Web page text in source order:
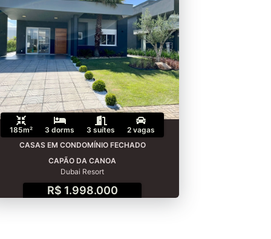
185m² 3 dorms 3 suítes
2 vagas
CASAS EM CONDOMÍNIO FECHADO
CAPÃO DA CANOA
Dubai Resort
R$ 1.998.000